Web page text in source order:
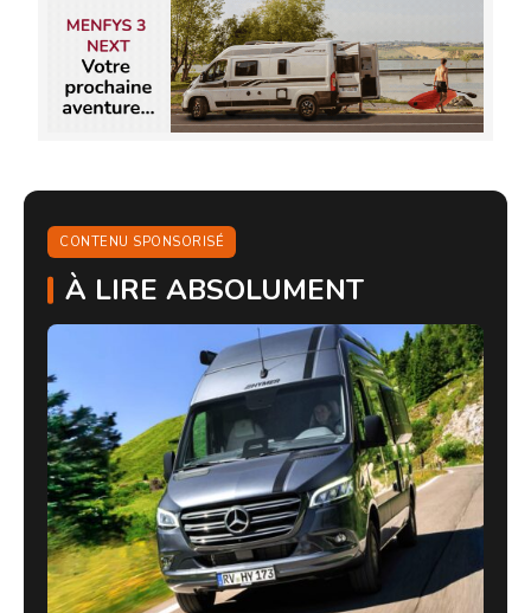
CONTENU SPONSORISÉ
À LIRE ABSOLUMENT